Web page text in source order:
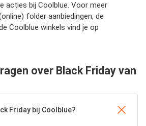
acties bij Coolblue. Voor meer
folder aanbiedingen, de
Coolblue winkels vind je op
over Black Friday van
Friday bij Coolblue?